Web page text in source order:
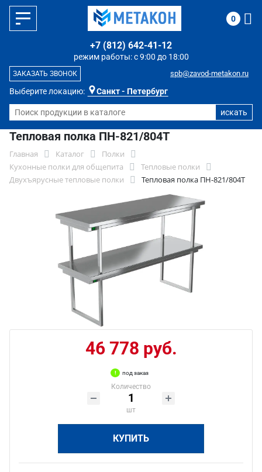
Выберите локацию: Санкт - Петербург
режим работы: с 9:00 до 18:00
+7 (812) 642-41-12
spb@zavod-metakon.ru
ЗАКАЗАТЬ ЗВОНОК
0
Тепловая полка ПН-821/804Т
Главная Каталог
Полки
Кухонные полки для общепита
Тепловые полки
Двухъярусные тепловые полки
Тепловая полка ПН-821/804Т
46 778 руб.
под заказ
Количество
шт
КУПИТЬ